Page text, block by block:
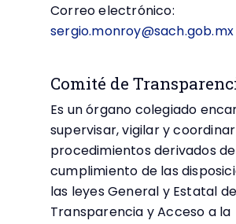
Correo electrónico:
sergio.monroy@sach.gob.mx
Comité de
Es un órgano colegiado
supervisar, vigilar y
procedimientos derivados
cumplimiento de las
las leyes General y Estatal de
Transparencia y Acceso a la